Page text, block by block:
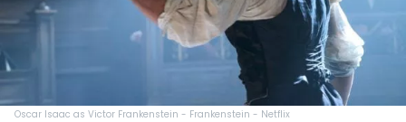
Oscar Isaac as Victor Frankenstein - Frankenstein - Netflix